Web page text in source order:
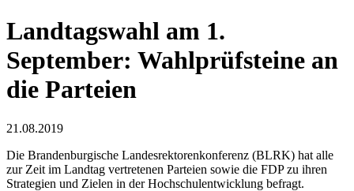
Landtagswahl am 1.
September: Wahlprüfsteine an
die Parteien
21.08.2019
Die Brandenburgische Landesrektorenkonferenz (BLRK) hat alle
zur Zeit im Landtag vertretenen Parteien sowie die FDP zu ihren
Strategien und Zielen in der Hochschulentwicklung befragt.